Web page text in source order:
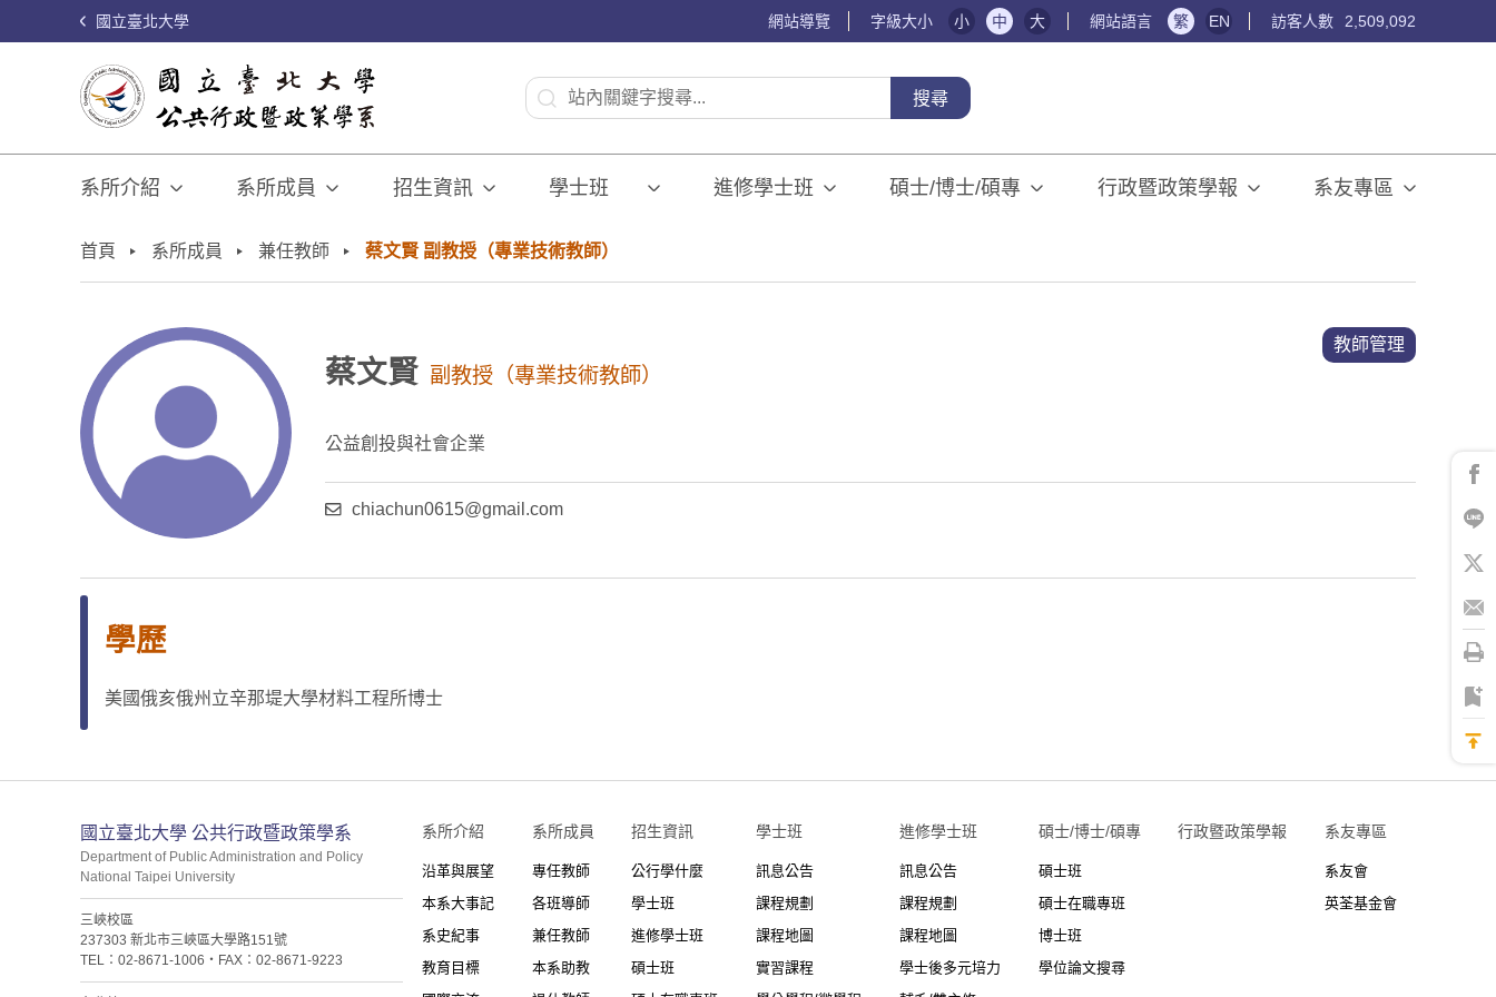
國立臺北大學 網站導覽 字級大小 小 中 大 網站語言 繁 EN 訪客人數 2,509,092
搜尋
系所介紹 系所成員 招生資訊 學士班⠀⠀ 進修學士班 碩士/博士/碩專 行政暨政策學報 系友專區
首頁 系所成員 兼任教師 蔡文賢 副教授（專業技術教師）
教師管理
蔡文賢 副教授（專業技術教師）
公益創投與社會企業
chiachun0615@gmail.com
學歷
美國俄亥俄州立辛那堤大學材料工程所博士
:::
國立臺北大學 公共行政暨政策學系
Department of Public Administration and Policy
National Taipei University
三峽校區
237303 新北市三峽區大學路151號
TEL：02-8671-1006・FAX：02-8671-9223
系所介紹
沿革與展望
本系大事記
系史紀事
教育目標
系所成員
專任教師
各班導師
兼任教師
本系助教
招生資訊
公行學什麼
學士班
進修學士班
碩士班
學士班⠀⠀
訊息公告
課程規劃
課程地圖
實習課程
進修學士班
訊息公告
課程規劃
課程地圖
學士後多元培力
碩士/博士/碩專
碩士班
碩士在職專班
博士班
學位論文搜尋
行政暨政策學報 系友專區
系友會
英荃基金會